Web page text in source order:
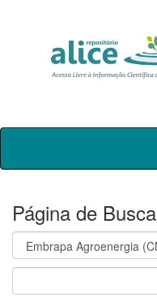
Skip
Página de Busca